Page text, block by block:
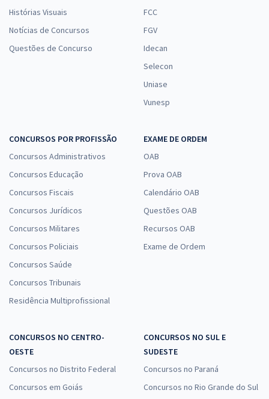
Histórias Visuais
Notícias de Concursos
Questões de Concurso
FCC
FGV
Idecan
Selecon
Uniase
Vunesp
CONCURSOS POR PROFISSÃO
Concursos Administrativos
Concursos Educação
Concursos Fiscais
Concursos Jurídicos
Concursos Militares
Concursos Policiais
Concursos Saúde
Concursos Tribunais
Residência Multiprofissional
EXAME DE ORDEM
OAB
Prova OAB
Calendário OAB
Questões OAB
Recursos OAB
Exame de Ordem
CONCURSOS NO CENTRO-
OESTE
Concursos no Distrito Federal
Concursos em Goiás
CONCURSOS NO SUL E
SUDESTE
Concursos no Paraná
Concursos no Rio Grande do Sul